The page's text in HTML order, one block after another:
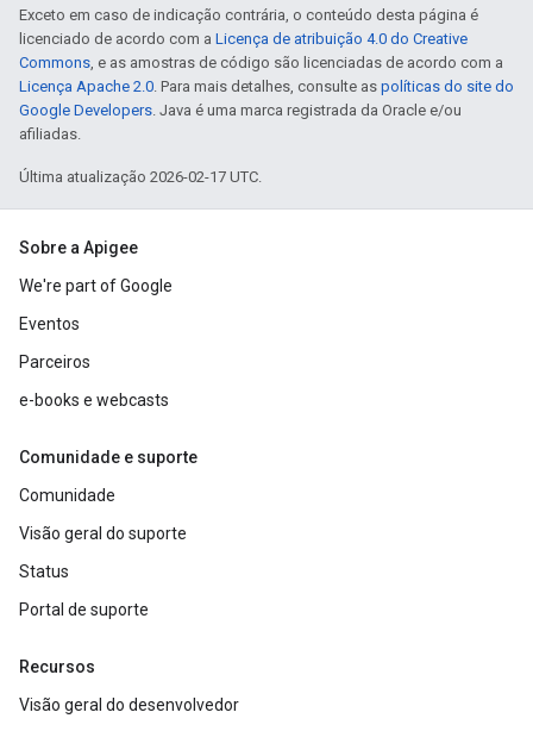
Exceto em caso de indicação contrária, o conteúdo desta página é
licenciado de acordo com a Licença de atribuição 4.0 do Creative
Commons, e as amostras de código são licenciadas de acordo com a
Licença Apache 2.0. Para mais detalhes, consulte as políticas do site do
Google Developers. Java é uma marca registrada da Oracle e/ou
afiliadas.
Última atualização 2026-02-17 UTC.
Sobre a Apigee
We're part of Google
Eventos
Parceiros
e-books e webcasts
Comunidade e suporte
Comunidade
Visão geral do suporte
Status
Portal de suporte
Recursos
Visão geral do desenvolvedor